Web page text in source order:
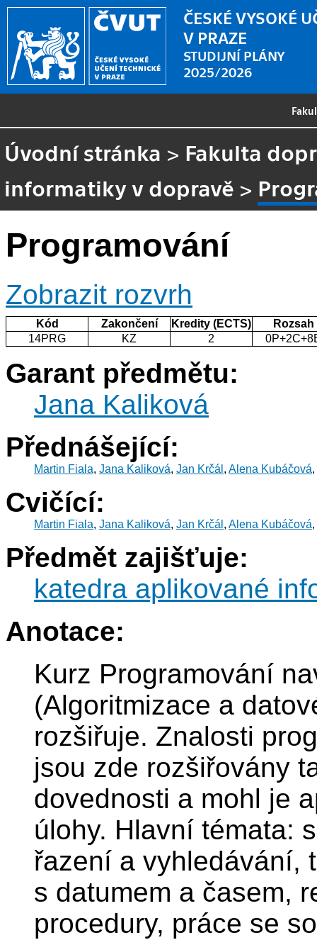
ČESKÉ VYSOKÉ
V PRAZE
STUDIJNÍ PLÁNY
2025/2026
Úvodní stránka > Fakulta
informatiky v dopravě >
Programování
Zobrazit rozvrh
Kód Zakončení Kredity (ECTS)
Rozsah
14PRG
KZ 2
Garant předmětu:
Jana Kaliková
Přednášející:
Martin Fiala, Jana Kaliková, Jan Krčál , Alena Kubáčová,
Cvičící:
Martin Fiala, Jana Kaliková, Jan Krčál , Alena Kubáčová,
Předmět zajišťuje:
katedra aplikované
Anotace:
Kurz Programování
(Algoritmizace a
rozšiřuje. Znalosti
jsou zde rozšiřovány
dovednosti a mohl je
úlohy. Hlavní témata:
řazení a vyhledávání,
s datumem a časem,
procedury, práce se